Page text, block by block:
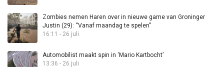
Zombies nemen Haren over in nieuwe game van Groninger
Justin (29): “Vanaf maandag te spelen”
16:11 - 26 juli
Automobilist maakt spin in ‘Mario Kartbocht’
13:36 - 26 juli